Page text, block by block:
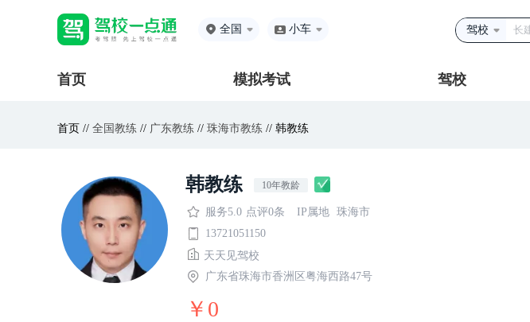
全国 小车 驾校
首页 模拟考试 驾校
首页 // 全国教练 // 广东教练 // 珠海市教练 // 韩教练
韩教练 10年教龄
服务5.0 点评0条 IP属地 珠海市
13721051150
天天见驾校
广东省珠海市香洲区粤海西路47号
￥0